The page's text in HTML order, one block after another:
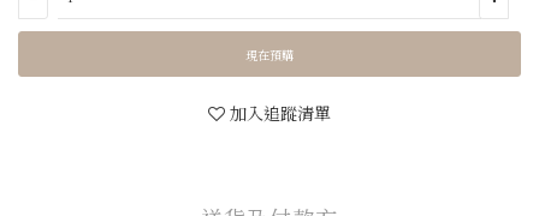
現在預購
加入追蹤清單